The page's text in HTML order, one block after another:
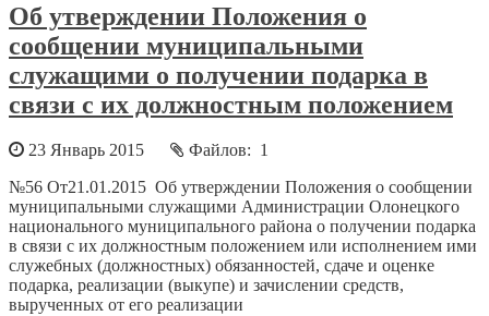
Об утверждении Положения о
сообщении муниципальными
служащими о получении подарка в
связи с их должностным положением
23 Январь 2015
Файлов: 1
№56 От21.01.2015 Об утверждении Положения о сообщении
муниципальными служащими Администрации Олонецкого
национального муниципального района о получении подарка
в связи с их должностным положением или исполнением ими
служебных (должностных) обязанностей, сдаче и оценке
подарка, реализации (выкупе) и зачислении средств,
вырученных от его реализации